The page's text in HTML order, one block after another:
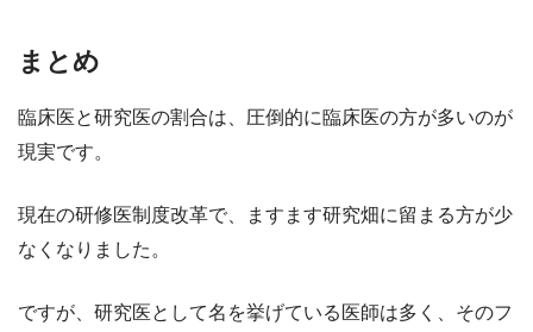
まとめ
臨床医と研究医の割合は、圧倒的に臨床医の方が多いのが
現実です。
現在の研修医制度改革で、ますます研究畑に留まる方が少
なくなりました。
ですが、研究医として名を挙げている医師は多く、そのフ